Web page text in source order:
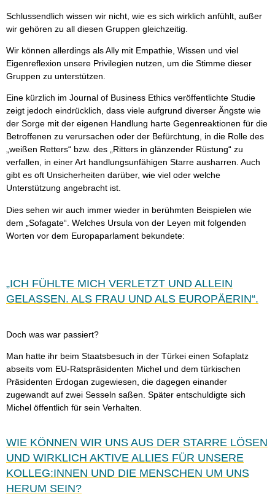
Schlussendlich wissen wir nicht, wie es sich wirklich anfühlt, außer
wir gehören zu all diesen Gruppen gleichzeitig.
Wir können allerdings als Ally mit Empathie, Wissen und viel
Eigenreflexion unsere Privilegien nutzen, um die Stimme dieser
Gruppen zu unterstützen.
Eine kürzlich im Journal of Business Ethics veröffentlichte Studie
zeigt jedoch eindrücklich, dass viele aufgrund diverser Ängste wie
der Sorge mit der eigenen Handlung harte Gegenreaktionen für die
Betroffenen zu verursachen oder der Befürchtung, in die Rolle des
„weißen Retters“ bzw. des „Ritters in glänzender Rüstung“ zu
verfallen, in einer Art handlungsunfähigen Starre ausharren. Auch
gibt es oft Unsicherheiten darüber, wie viel oder welche
Unterstützung angebracht ist.
Dies sehen wir auch immer wieder in berühmten Beispielen wie
dem „Sofagate“. Welches Ursula von der Leyen mit folgenden
Worten vor dem Europaparlament bekundete:
„ICH FÜHLTE MICH VERLETZT UND ALLEIN
GELASSEN. ALS FRAU UND ALS EUROPÄERIN“.
Doch was war passiert?
Man hatte ihr beim Staatsbesuch in der Türkei einen Sofaplatz
abseits vom EU-Ratspräsidenten Michel und dem türkischen
Präsidenten Erdogan zugewiesen, die dagegen einander
zugewandt auf zwei Sesseln saßen. Später entschuldigte sich
Michel öffentlich für sein Verhalten.
WIE KÖNNEN WIR UNS AUS DER STARRE LÖSEN
UND WIRKLICH AKTIVE ALLIES FÜR UNSERE
KOLLEG:INNEN UND DIE MENSCHEN UM UNS
HERUM SEIN?